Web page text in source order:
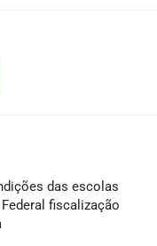
das escolas
fiscalização